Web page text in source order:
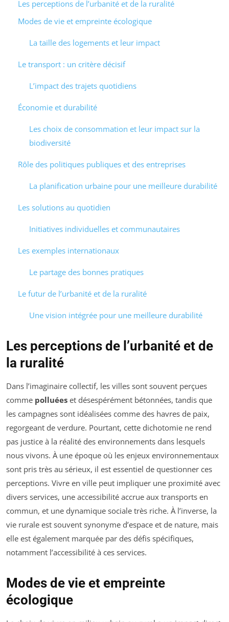
Les perceptions de l’urbanité et de la ruralité
Modes de vie et empreinte écologique
La taille des logements et leur impact
Le transport : un critère décisif
L’impact des trajets quotidiens
Économie et durabilité
Les choix de consommation et leur impact sur la
biodiversité
Rôle des politiques publiques et des entreprises
La planification urbaine pour une meilleure durabilité
Les solutions au quotidien
Initiatives individuelles et communautaires
Les exemples internationaux
Le partage des bonnes pratiques
Le futur de l’urbanité et de la ruralité
Une vision intégrée pour une meilleure durabilité
Les perceptions de l’urbanité et de
la ruralité
Dans l’imaginaire collectif, les villes sont souvent perçues
comme polluées et désespérément bétonnées, tandis que
les campagnes sont idéalisées comme des havres de paix,
regorgeant de verdure. Pourtant, cette dichotomie ne rend
pas justice à la réalité des environnements dans lesquels
nous vivons. À une époque où les enjeux environnementaux
sont pris très au sérieux, il est essentiel de questionner ces
perceptions. Vivre en ville peut impliquer une proximité avec
divers services, une accessibilité accrue aux transports en
commun, et une dynamique sociale très riche. À l’inverse, la
vie rurale est souvent synonyme d’espace et de nature, mais
elle est également marquée par des défis spécifiques,
notamment l’accessibilité à ces services.
Modes de vie et empreinte
écologique